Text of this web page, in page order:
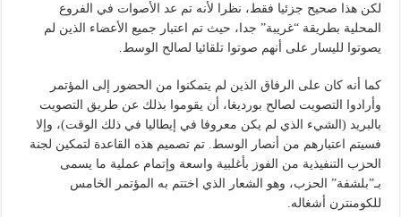
لكن هذا صحيح جزئيا فقط، نظرا لأنه تم عد الأصوات في الفروع
المحلية بطريقة “غريبة” جدا، حيث تم اعتبار جميع الأعضاء الذين لم
يصوتوا لليسار على أنهم صوتوا تلقائيا لصالح الوسط.
كما أنه كان على الرفاق الذين لم يتمكنوا من الحضور إلى المؤتمر
وأرادوا التصويت لصالح بورديغا، أن يقوموا بذلك عن طريق التصويت
بالبريد (الشيء الذي لم يكن معروفا في إيطاليا في ذلك الوقت)، وإلا
فسيتم اعتبارهم من أنصار الوسط. تم تصميم هذه القاعدة لتمكين لجنة
الحزب التنفيذية من الفوز بأغلبية واسعة وإتمام عملية ما يسمى
بـ”بلشفة” الحزب، وهو الشعار الذي اختتم به المؤتمر الخامس
للكومنترن أشغاله.